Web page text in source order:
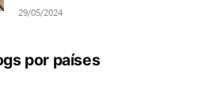
29/05/2024
por países